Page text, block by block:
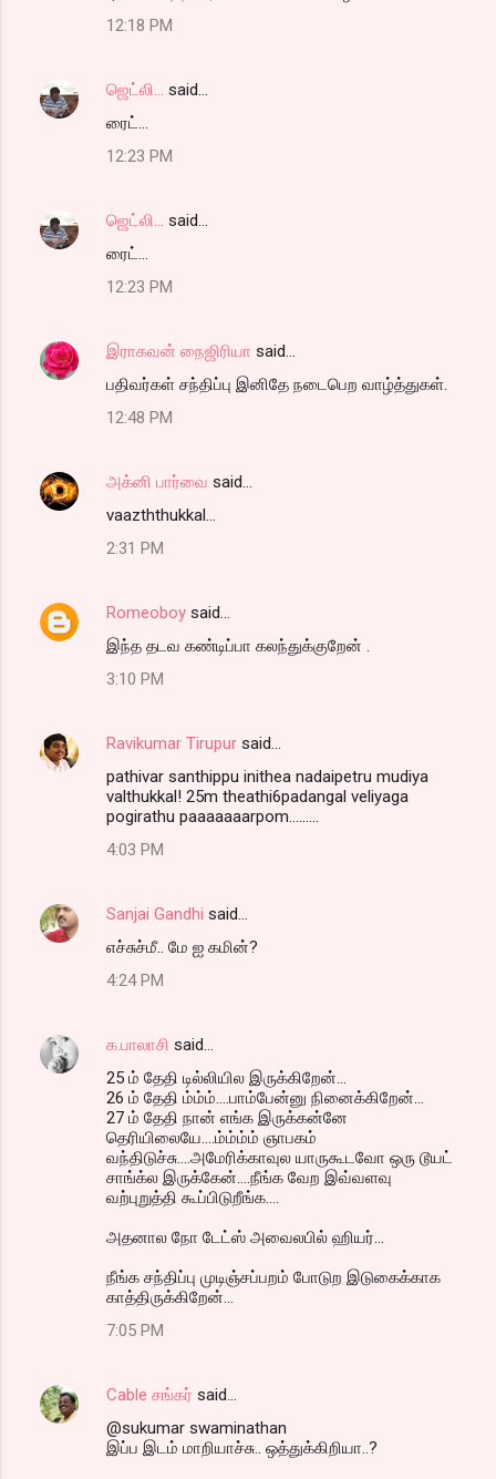
12:18 PM
ஜெட்லி...
said…
ரைட்...
12:23 PM
ஜெட்லி...
said…
ரைட்...
12:23 PM
இராகவன் நைஜிரியா said…
பதிவர்கள் சந்திப்பு இனிதே நடைபெற வாழ்த்துகள்.
12:48 PM
அக்னி பார்வை said…
vaazththukkal...
2:31 PM
Romeoboy said…
இந்த தடவ கண்டிப்பா கலந்துக்குறேன் .
3:10 PM
Ravikumar Tirupur said…
pathivar santhippu inithea nadaipetru mudiya
valthukkal! 25m theathi6padangal veliyaga
pogirathu paaaaaaarpom.........
4:03 PM
Sanjai Gandhi said…
எச்சுச்மீ.. மே ஐ கமின்?
4:24 PM
க.பாலாசி said…
25 ம் தேதி டில்லியில இருக்கிறேன்...
26 ம் தேதி ம்ம்ம்....பாம்பேன்னு நினைக்கிறேன்...
27 ம் தேதி நான் எங்க இருக்கன்னே
தெரியிலையே....ம்ம்ம்ம் ஞாபகம்
வந்திடுச்சு....அமேரிக்காவுல யாருகூடவோ ஒரு டூயட்
சாங்க்ல இருக்கேன்....நீங்க வேற இவ்வளவு
வற்புறுத்தி கூப்பிடுறீங்க....
அதனால நோ டேட்ஸ் அவைலபில் ஹியர்...
நீங்க சந்திப்பு முடிஞ்சப்பறம் போடுற இடுகைக்காக
காத்திருக்கிறேன்...
7:05 PM
Cable சங்கர் said…
@sukumar swaminathan
இப்ப இடம் மாறியாச்சு.. ஒத்துக்கிறியா..?